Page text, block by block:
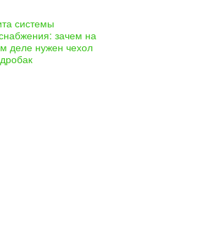
системы
зачем на
деле нужен чехол